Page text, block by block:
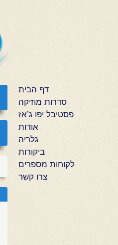
דף הבית
סדרות מוזיקה
פסטיבל יפו ג’אז
אודות
גלריה
ביקורות
לקוחות מספרים
צרו קשר